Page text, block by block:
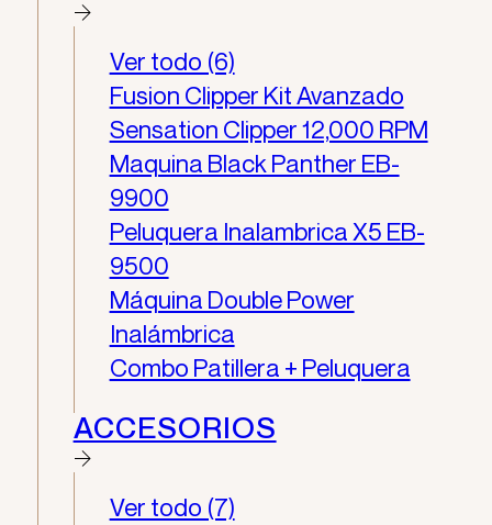
Ver todo (6)
Fusion Clipper Kit Avanzado
Sensation Clipper 12,000 RPM
Maquina Black Panther EB-
9900
Peluquera Inalambrica X5​ EB-
9500
Máquina Double Power
Inalámbrica
Combo Patillera + Peluquera
ACCESORIOS
Ver todo (7)